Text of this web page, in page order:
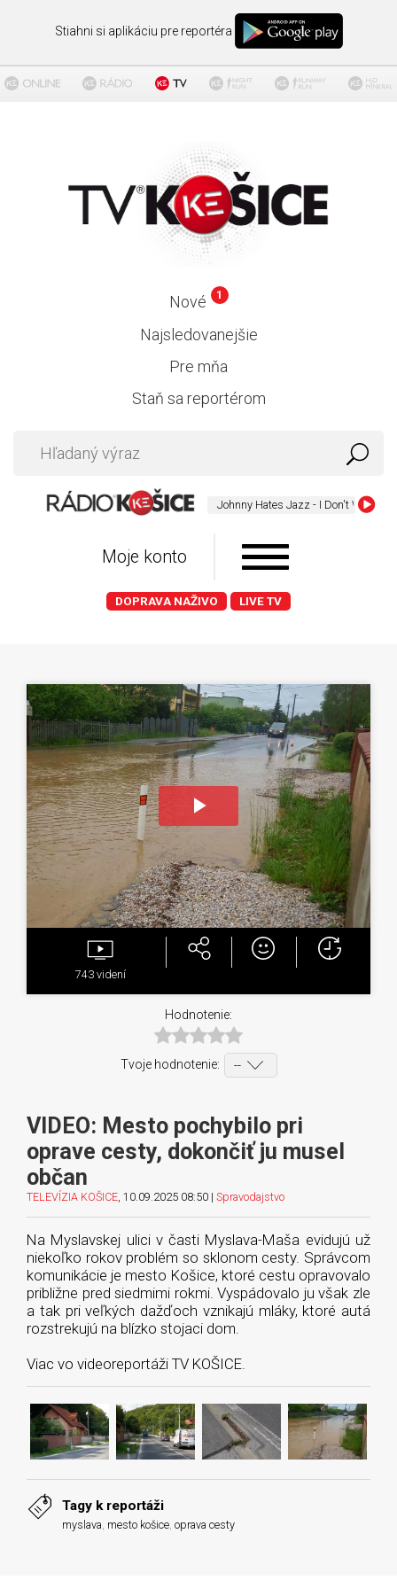
Stiahni si aplikáciu pre reportéra
Nové 1
Najsledovanejšie
Pre mňa
Staň sa reportérom
Johnny Hates Jazz - I Don't Want to Be a
Moje konto
DOPRAVA NAŽIVO LIVE TV
Play
Video
743videní
Hodnotenie:
Tvoje hodnotenie:
VIDEO: Mesto pochybilo pri
oprave cesty, dokončiť ju musel
občan
TELEVÍZIA KOŠICE , 10.09.2025 08:50 | Spravodajstvo
Na Myslavskej ulici v časti Myslava-Maša evidujú už
niekoľko rokov problém so sklonom cesty. Správcom
komunikácie je mesto Košice, ktoré cestu opravovalo
približne pred siedmimi rokmi. Vyspádovalo ju však zle
a tak pri veľkých dažďoch vznikajú mláky, ktoré autá
rozstrekujú na blízko stojaci dom.
Viac vo videoreportáži TV KOŠICE.
Tagy k reportáži
myslava mesto košice oprava cesty